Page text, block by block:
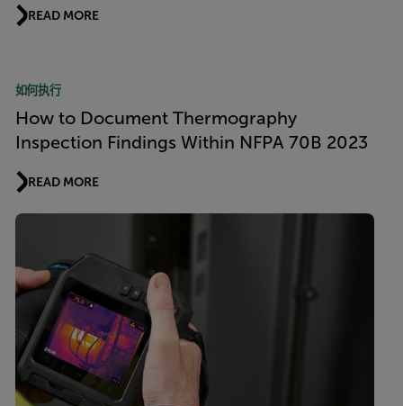
READ MORE
如何执行
How to Document Thermography
Inspection Findings Within NFPA 70B 2023
READ MORE